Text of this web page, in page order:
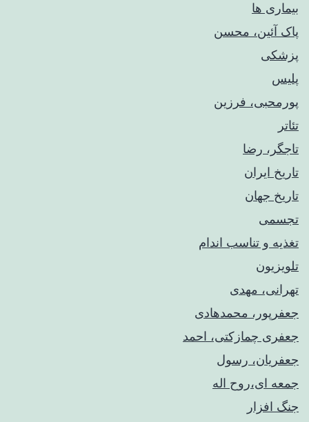
بیماری ها
پاک آئین، محسن
پزشکی
پلیس
پورمحبی، فرزین
تئاتر
تاجگر، رضا
تاریخ ایران
تاریخ جهان
تجسمی
تغذیه و تناسب اندام
تلویزیون
تهرانی، مهدی
جعفرپور، محمدهادی
جعفری چمازکتی، احمد
جعفریان، رسول
جمعه ای،روح اله
جنگ افزار